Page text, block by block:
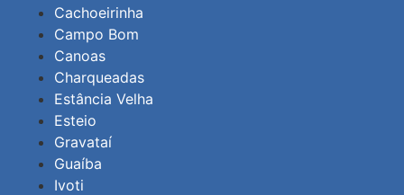
Cachoeirinha
Campo Bom
Canoas
Charqueadas
Estância Velha
Esteio
Gravataí
Guaíba
Ivoti